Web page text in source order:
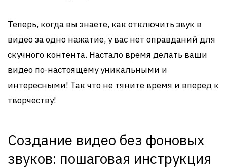
Теперь, когда вы знаете, как отключить звук в
видео за одно нажатие, у вас нет оправданий для
скучного контента. Настало время делать ваши
видео по-настоящему уникальными и
интересными! Так что не тяните время и вперед к
творчеству!
Создание видео без фоновых
звуков: пошаговая инструкция